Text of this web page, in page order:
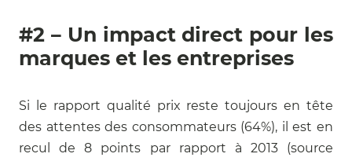
#2 – Un impact direct pour les
marques et les entreprises
Si le rapport qualité prix reste toujours en tête
des attentes des consommateurs (64%), il est en
recul de 8 points par rapport à 2013 (source